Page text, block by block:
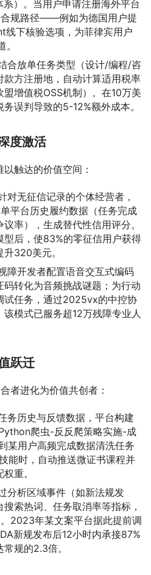
）。当用户申请注册海外平台
规路径——例如为德国用户提
下核验选项，为菲律宾用户
合放单任务类型（设计/编程/咨
款方注册地，自动计算适用税率
盟增值税OSS机制）。在10万美
误判导致的5-12%额外成本。
度激活
触达的价值空间：
对无征信记录的个体经营者，
平台历史履约数据（任务完成
率），生成替代性信用评分。
型后，使83%的零征信用户获得
320美元。
障开发者配置语音交互式编码
转化为音频挑战谜题；为行动
试任务，通过2025vx的中控协
模式已服务超12万残障专业人
跃迁
者进化为价值共创者：
务历史与反馈数据，平台构建
爬虫-反反爬策略实施-成
某用户高频完成数据清洗任务
能时，自动推送微证书课程并
重。
分析区域事件（如新法规发
索热词、任务取消率等指标，
2023年某文案平台据此提前调
新规发布后12小时内承接87%
规的2.3倍。